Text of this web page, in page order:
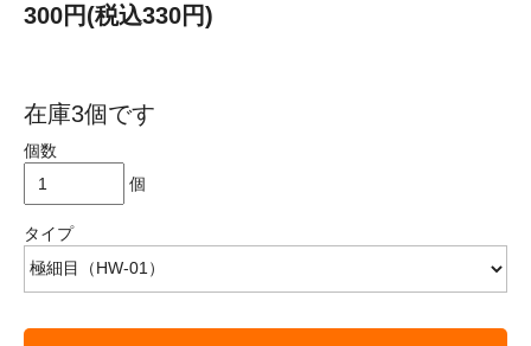
300円(税込330円)
在庫3個です
個数
個
タイプ